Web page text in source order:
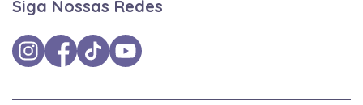
Siga Nossas Redes